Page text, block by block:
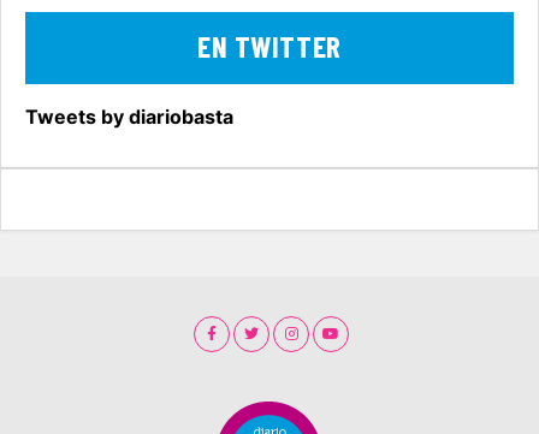
EN TWITTER
Tweets by diariobasta